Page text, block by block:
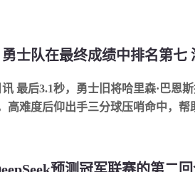
最后3.1秒，勇士旧将哈里森·巴恩
高难度后仰出手三分球压哨命中，帮